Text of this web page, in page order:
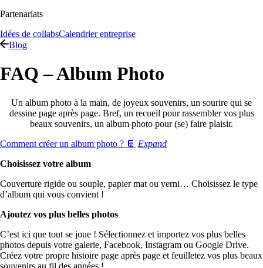
Partenariats
Idées de collabsCalendrier entreprise
Blog
FAQ – Album Photo
Un album photo à la main, de joyeux souvenirs, un sourire qui se
dessine page après page. Bref, un recueil pour rassembler vos plus
beaux souvenirs, un album photo pour (se) faire plaisir.
Comment créer un album photo ? 📔 Expand
Choisissez votre album
Couverture rigide ou souple, papier mat ou verni… Choisissez le type
d’album qui vous convient !
Ajoutez vos plus belles photos
C’est ici que tout se joue ! Sélectionnez et importez vos plus belles
photos depuis votre galerie, Facebook, Instagram ou Google Drive.
Créez votre propre histoire page après page et feuilletez vos plus beaux
souvenirs au fil des années !